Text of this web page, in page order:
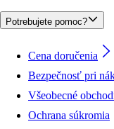
Potrebujete pomoc?
Cena doručenia
Bezpečnosť pri
Všeobecné
Ochrana súkromia